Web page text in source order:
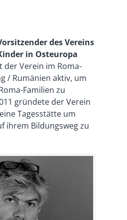
des Vereins
in Osteuropa
der Verein im Roma-
/ Rumänien aktiv, um
Familien zu
gründete der Verein
Tagesstätte um
ihrem Bildungsweg zu